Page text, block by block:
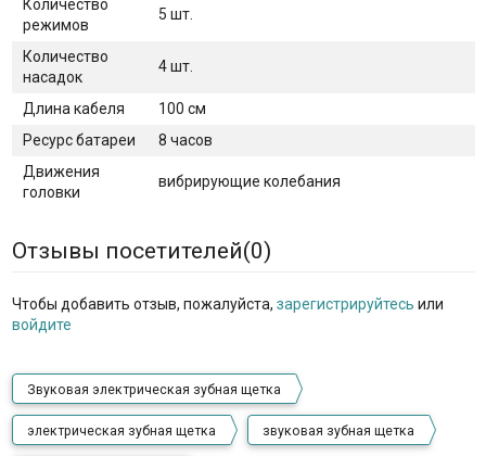
Количество
режимов
5 шт.
Количество
насадок
4 шт.
Длина кабеля
100 см
Ресурс батареи
8 часов
Движения
головки
вибрирующие колебания
Отзывы посетителей(0)
Чтобы добавить отзыв, пожалуйста, зарегистрируйтесь или
войдите
Звуковая электрическая зубная щетка
электрическая зубная щетка звуковая зубная щетка